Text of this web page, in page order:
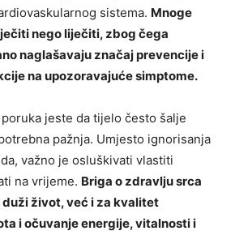
sistema. Mnoge
nego liječiti, zbog čega
naglašavaju značaj prevencije i
na upozoravajuće simptome.
jeste da tijelo često šalje
pažnja. Umjesto ignorisanja
važno je osluškivati vlastiti
na vrijeme. Briga o zdravlju srca
duži život, već i za kvalitet
i očuvanje energije, vitalnosti i